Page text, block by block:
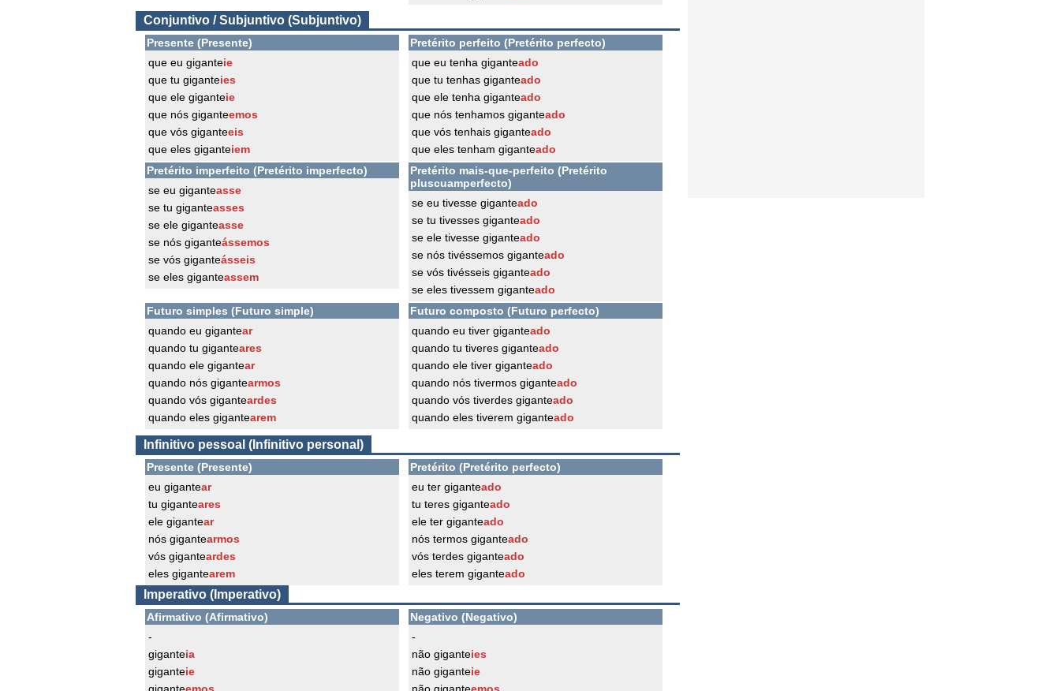
Conjuntivo / Subjuntivo (Subjuntivo)
Presente (Presente)
que eu giganteie
que tu giganteies
que ele giganteie
que nós giganteemos
que vós giganteeis
que eles giganteiem
Pretérito perfeito (Pretérito perfecto)
que eu tenha giganteado
que tu tenhas giganteado
que ele tenha giganteado
que nós tenhamos giganteado
que vós tenhais giganteado
que eles tenham giganteado
Pretérito imperfeito (Pretérito imperfecto)
se eu giganteasse
se tu giganteasses
se ele giganteasse
se nós giganteássemos
se vós giganteásseis
se eles giganteassem
Pretérito mais-que-perfeito (Pretérito
pluscuamperfecto)
se eu tivesse giganteado
se tu tivesses giganteado
se ele tivesse giganteado
se nós tivéssemos giganteado
se vós tivésseis giganteado
se eles tivessem giganteado
Futuro simples (Futuro simple)
quando eu gigantear
quando tu giganteares
quando ele gigantear
quando nós gigantearmos
quando vós giganteardes
quando eles gigantearem
Futuro composto (Futuro perfecto)
quando eu tiver giganteado
quando tu tiveres giganteado
quando ele tiver giganteado
quando nós tivermos giganteado
quando vós tiverdes giganteado
quando eles tiverem giganteado
Infinitivo pessoal (Infinitivo personal)
Presente (Presente)
eu gigantear
tu giganteares
ele gigantear
nós gigantearmos
vós giganteardes
eles gigantearem
Pretérito (Pretérito perfecto)
eu ter giganteado
tu teres giganteado
ele ter giganteado
nós termos giganteado
vós terdes giganteado
eles terem giganteado
Imperativo (Imperativo)
Afirmativo (Afirmativo)
-
giganteia
giganteie
Negativo (Negativo)
-
não giganteies
não giganteie